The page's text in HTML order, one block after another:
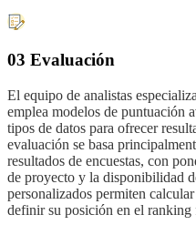
03 Evaluación
El equipo de analistas
emplea modelos de puntuación
tipos de datos para ofrecer
evaluación se basa
resultados de encuestas, con
de proyecto y la disponibilidad
personalizados permiten
definir su posición en el ranking